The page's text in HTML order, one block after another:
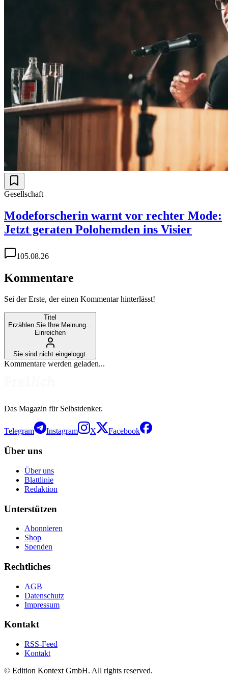
Gesellschaft
Modeforscherin warnt vor rechter Mode:
Jetzt geraten Polohemden ins Visier
105.08.26
Kommentare
Sei der Erste, der einen Kommentar hinterlässt!
Titel
Erzählen Sie Ihre Meinung...
Einreichen
Sie sind nicht eingeloggt.
Kommentare werden geladen...
Das Magazin für Selbstdenker.
Telegram Instagram X Facebook
Über uns
Über uns
Blattlinie
Redaktion
Unterstützen
Abonnieren
Shop
Spenden
Rechtliches
AGB
Datenschutz
Impressum
Kontakt
RSS-Feed
Kontakt
© Edition Kontext GmbH. All rights reserved.